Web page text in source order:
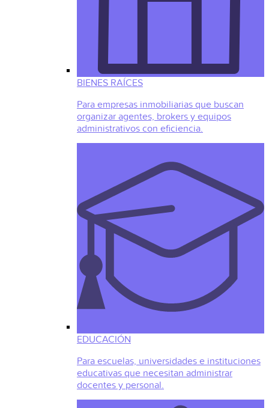
BIENES RAÍCES
Para empresas inmobiliarias que buscan
organizar agentes, brokers y equipos
administrativos con eficiencia.
EDUCACIÓN
Para escuelas, universidades e instituciones
educativas que necesitan administrar
docentes y personal.